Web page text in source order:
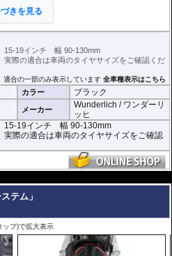
また、ベルト等でスタンドとホイールを留
めればスタンドが外れることはありませ
ん。
さい。
90-130mm
きを見る
19インチ 幅 90-130mm
際の適合は車両のタイヤサイズをご確認くだ
適合の一部のみ表示しています全車種表示はこちら
カラー ブラック
メーカー
Wunderlich / ワンダーリ
ッヒ
19インチ 幅 90-130mm
際の適合は車両のタイヤサイズをご確認
テム」
ップ)で拡大表示